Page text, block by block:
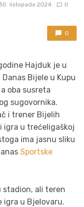
listopada 2024. 0
0
Hajduk je u
Bijele u Kupu
oba susreta
sugovornika.
i trener Bijelih
igra u trećeligaškoj
ima jasnu sliku
Sportske
stadion, ali teren
igra u Bjelovaru.